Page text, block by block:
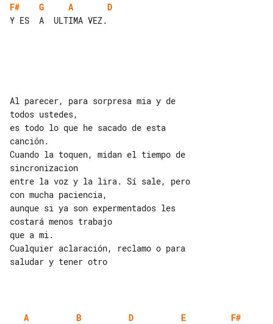
F#
G A
D
Y ES  A  ULTIMA VEZ.
Al parecer, para sorpresa mia y de
todos ustedes,
es todo lo que he sacado de esta
canción.
Cuando la toquen, midan el tiempo de
sincronizacion
entre la voz y la lira. Sí sale, pero
con mucha paciencia,
aunque si ya son expermentados les
costará menos trabajo
que a mi.
Cualquier aclaración, reclamo o para
saludar y tener otro
A B D E F#